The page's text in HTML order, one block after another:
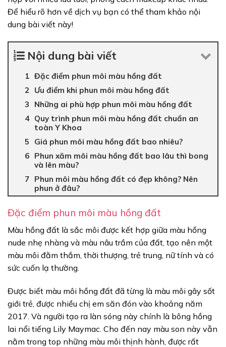
Để hiểu rõ hơn về dịch vụ bạn có thể tham khảo nội
dung bài viết này!
Nội dung bài viết
Đặc điểm phun môi màu hồng đất
Ưu điểm khi phun môi màu hồng đất
Những ai phù hợp phun môi màu hồng đất
Quy trình phun môi màu hồng đất chuẩn an
toàn Y Khoa
Giá phun môi màu hồng đất bao nhiêu?
Phun xăm môi màu hồng đất bao lâu thì bong
và lên màu?
Phun môi màu hồng đất có đẹp không? Nên
phun ở đâu?
Đặc điểm phun môi màu hồng đất
Màu hồng đất là sắc môi được kết hợp giữa màu hồng
nude nhẹ nhàng và màu nâu trầm của đất, tạo nên một
màu môi đằm thắm, thời thượng, trẻ trung, nữ tính và có
sức cuốn lạ thường.
Được biết màu môi hồng đất đã từng là màu môi gây sốt
giới trẻ, được nhiều chị em săn đón vào khoảng năm
2017. Và người tạo ra làn sóng này chính là bông hồng
lai nổi tiếng Lily Maymac. Cho đến nay màu son này vẫn
nằm trong top những màu môi thịnh hành, được rất